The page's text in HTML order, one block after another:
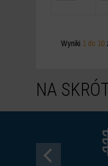
Wyniki 1 do 10
NA